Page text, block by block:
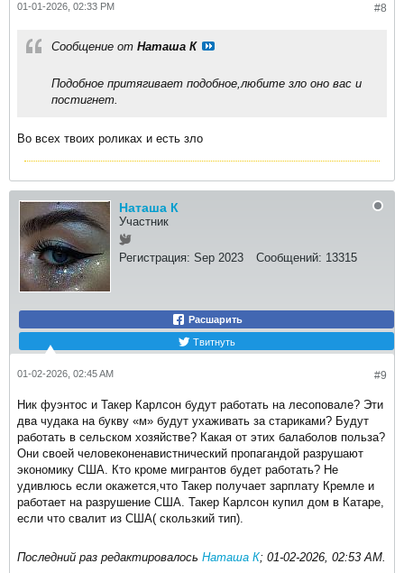
#8
01-01-2026, 02:33 PM
Сообщение от Наташа К
Подобное притягивает подобное,любите зло оно вас и
постигнет.
Во всех твоих роликах и есть зло
Наташа К
Участник
Регистрация: Sep 2023 Сообщений: 13315
Расшарить
Твитнуть
#9
01-02-2026, 02:45 AM
Ник фуэнтос и Такер Карлсон будут работать на лесоповале? Эти
два чудака на букву «м» будут ухаживать за стариками? Будут
работать в сельском хозяйстве? Какая от этих балаболов польза?
Они своей человеконенавистнический пропагандой разрушают
экономику США. Кто кроме мигрантов будет работать? Не
удивлюсь если окажется,что Такер получает зарплату Кремле и
работает на разрушение США. Такер Карлсон купил дом в Катаре,
если что свалит из США( скользкий тип).
Последний раз редактировалось Наташа К; 01-02-2026, 02:53 AM.